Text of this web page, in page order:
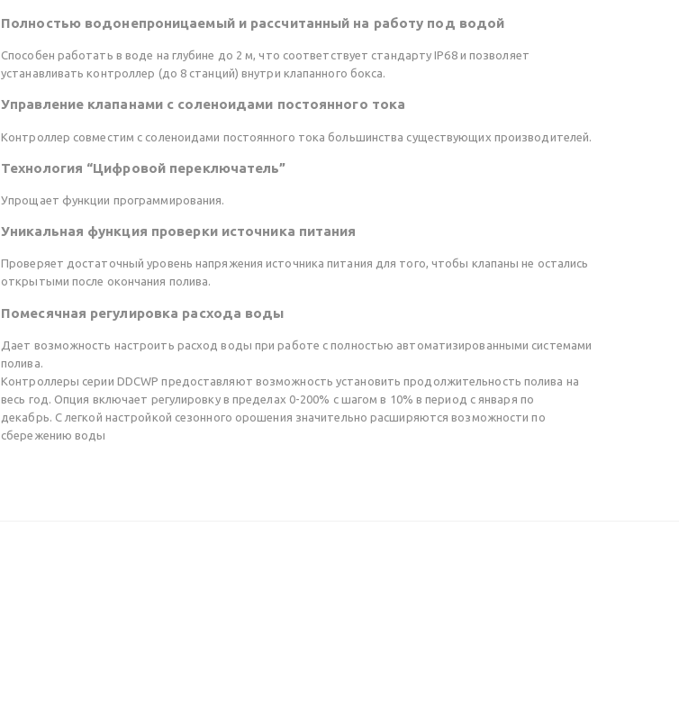
Полностью водонепроницаемый и рассчитанный на работу под водой
Способен работать в воде на глубине до 2 м, что соответствует стандарту IP68 и позволяет
устанавливать контроллер (до 8 станций) внутри клапанного бокса.
Управление клапанами с соленоидами постоянного тока
Контроллер совместим с соленоидами постоянного тока большинства существующих производителей.
Технология “Цифровой переключатель”
Упрощает функции программирования.
Уникальная функция проверки источника питания
Проверяет достаточный уровень напряжения источника питания для того, чтобы клапаны не остались
открытыми после окончания полива.
Помесячная регулировка расхода воды
Дает возможность настроить расход воды при работе с полностью автоматизированными системами
полива.
Контроллеры серии DDCWP предоставляют возможность установить продолжительность полива на
весь год. Опция включает регулировку в пределах 0-200% с шагом в 10% в период с января по
декабрь. С легкой настройкой сезонного орошения значительно расширяются возможности по
сбережению воды